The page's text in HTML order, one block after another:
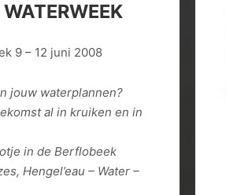
WATERWEEK
9 – 12 juni 2008
jouw waterplannen?
al in kruiken en in
in de Berflobeek
Hengel’eau – Water –